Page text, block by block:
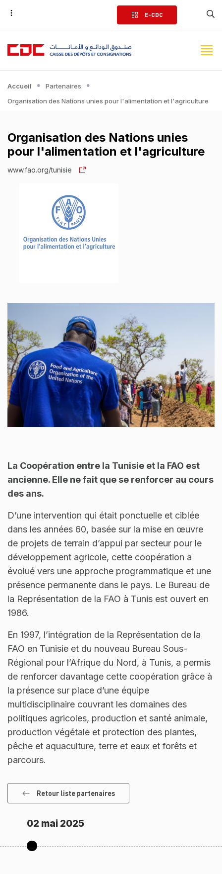
Aller
contenu
principal
E-CDC
Accueil
Partenaires
Organisation des Nations unies pour l'alimentation et l'agriculture
Organisation des Nations unies
pour l'alimentation et l'agriculture
www.fao.org/tunisie
La Coopération entre la Tunisie et la FAO est
ancienne. Elle ne fait que se renforcer au cours
des ans.
D’une intervention qui était ponctuelle et ciblée
dans les années 60, basée sur la mise en œuvre
de projets de terrain d’appui par secteur pour le
développement agricole, cette coopération a
évolué vers une approche programmatique et une
présence permanente dans le pays. Le Bureau de
la Représentation de la FAO à Tunis est ouvert en
1986.
En 1997, l’intégration de la Représentation de la
FAO en Tunisie et du nouveau Bureau Sous-
Régional pour l’Afrique du Nord, à Tunis, a permis
de renforcer davantage cette coopération grâce à
la présence sur place d’une équipe
multidisciplinaire couvrant les domaines des
politiques agricoles, production et santé animale,
production végétale et protection des plantes,
pêche et aquaculture, terre et eaux et forêts et
parcours.
Retour liste partenaires
02 mai 2025